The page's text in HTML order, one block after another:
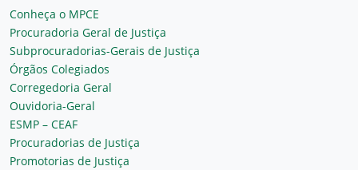
Conheça o MPCE
Procuradoria Geral de Justiça
Subprocuradorias-Gerais de Justiça
Órgãos Colegiados
Corregedoria Geral
Ouvidoria-Geral
ESMP – CEAF
Procuradorias de Justiça
Promotorias de Justiça